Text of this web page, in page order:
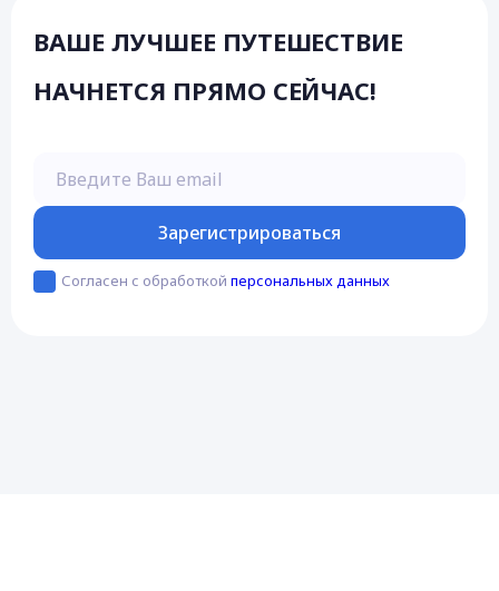
ВАШЕ ЛУЧШЕЕ ПУТЕШЕСТВИЕ
НАЧНЕТСЯ ПРЯМО СЕЙЧАС!
Зарегистрироваться
Согласен с обработкой персональных данных